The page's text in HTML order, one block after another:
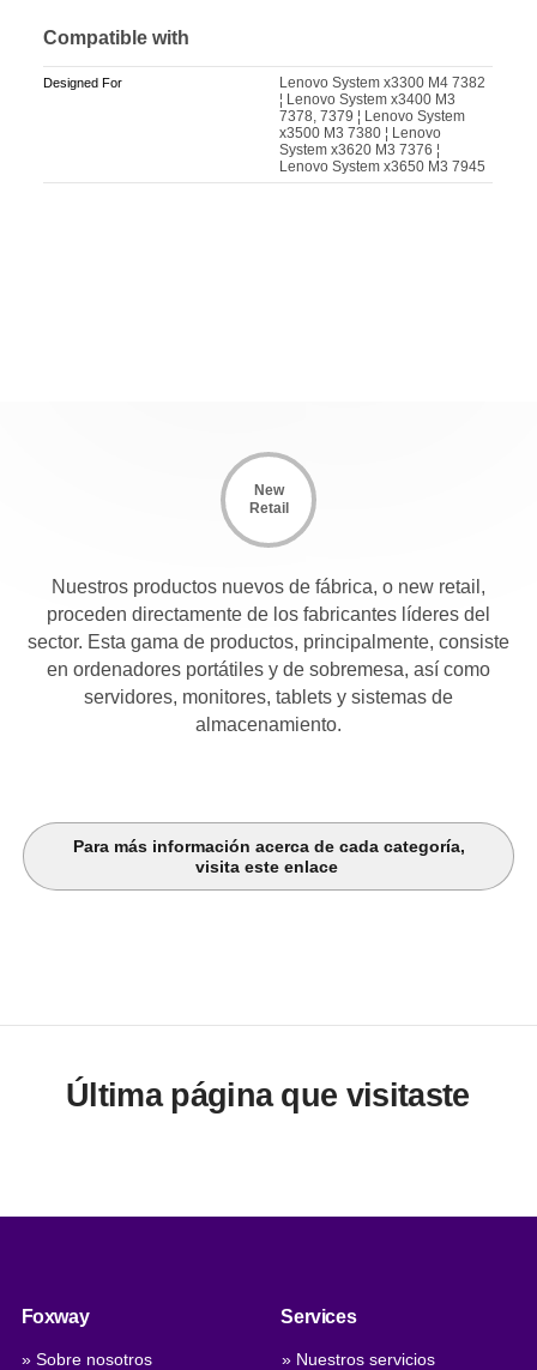
Compatible with
Designed For
Lenovo System x3300 M4 7382
¦ Lenovo System x3400 M3
7378, 7379 ¦ Lenovo System
x3500 M3 7380 ¦ Lenovo
System x3620 M3 7376 ¦
Lenovo System x3650 M3 7945
New
Retail
Nuestros productos nuevos de fábrica, o new retail,
proceden directamente de los fabricantes líderes del
sector. Esta gama de productos, principalmente, consiste
en ordenadores portátiles y de sobremesa, así como
servidores, monitores, tablets y sistemas de
almacenamiento.
Para más información acerca de cada categoría,
visita este enlace
Última página que visitaste
Foxway
» Sobre nosotros
Services
» Nuestros servicios